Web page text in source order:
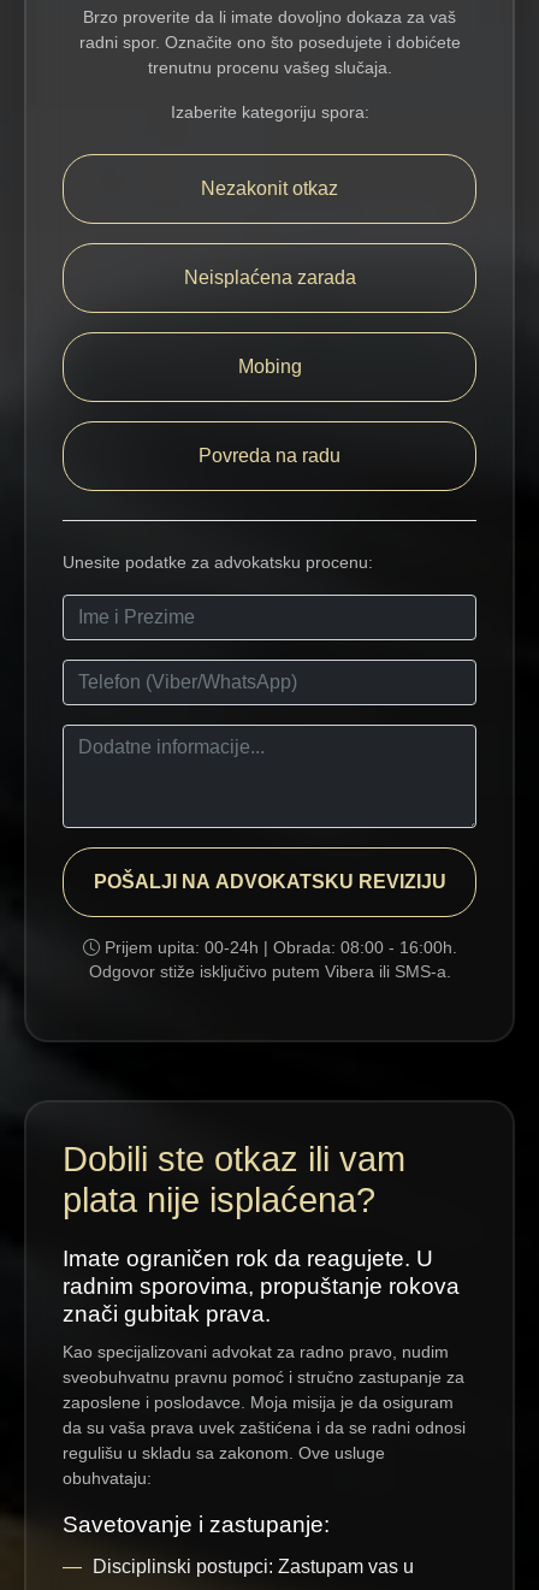
Brzo proverite da li imate dovoljno dokaza za vaš
radni spor. Označite ono što posedujete i dobićete
trenutnu procenu vašeg slučaja.
Izaberite kategoriju spora:
Nezakonit otkaz
Neisplaćena zarada
Mobing
Povreda na radu
Unesite podatke za advokatsku procenu:
POŠALJI NA ADVOKATSKU REVIZIJU
Prijem upita: 00-24h | Obrada: 08:00 - 16:00h.
Odgovor stiže isključivo putem Vibera ili SMS-a.
Dobili ste otkaz ili vam
plata nije isplaćena?
Imate ograničen rok da reagujete. U
radnim sporovima, propuštanje rokova
znači gubitak prava.
Kao specijalizovani advokat za radno pravo, nudim
sveobuhvatnu pravnu pomoć i stručno zastupanje za
zaposlene i poslodavce. Moja misija je da osiguram
da su vaša prava uvek zaštićena i da se radni odnosi
regulišu u skladu sa zakonom. Ove usluge
obuhvataju:
Savetovanje i zastupanje:
Disciplinski postupci: Zastupam vas u